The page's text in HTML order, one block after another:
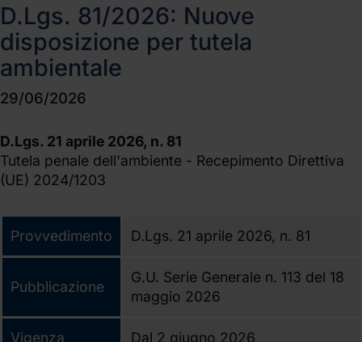
D.Lgs. 81/2026: Nuove
disposizione per tutela
ambientale
29/06/2026
D.Lgs. 21 aprile 2026, n. 81
Tutela penale dell'ambiente - Recepimento Direttiva
(UE) 2024/1203
Provvedimento D.Lgs. 21 aprile 2026, n. 81
Pubblicazione
G.U. Serie Generale n. 113 del 18
maggio 2026
Vigenza Dal 2 giugno 2026